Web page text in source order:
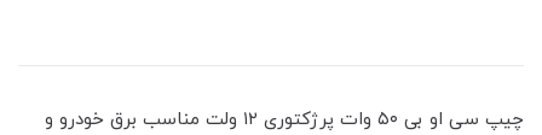
چیپ سی او بی ۵۰ وات پرژکتوری ۱۲ ولت مناسب برق خودرو و